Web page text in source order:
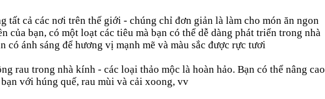
tất cả các nơi trên thế giới - chúng chỉ đơn giản là làm cho món ăn ngon
của bạn, có một loạt các tiêu mà bạn có thể dễ dàng phát triển trong nhà
có ánh sáng để hương vị mạnh mẽ và màu sắc được rực tươi
rau trong nhà kính - các loại thảo mộc là hoàn hảo. Bạn có thể nâng cao
với húng quế, rau mùi và cải xoong, vv